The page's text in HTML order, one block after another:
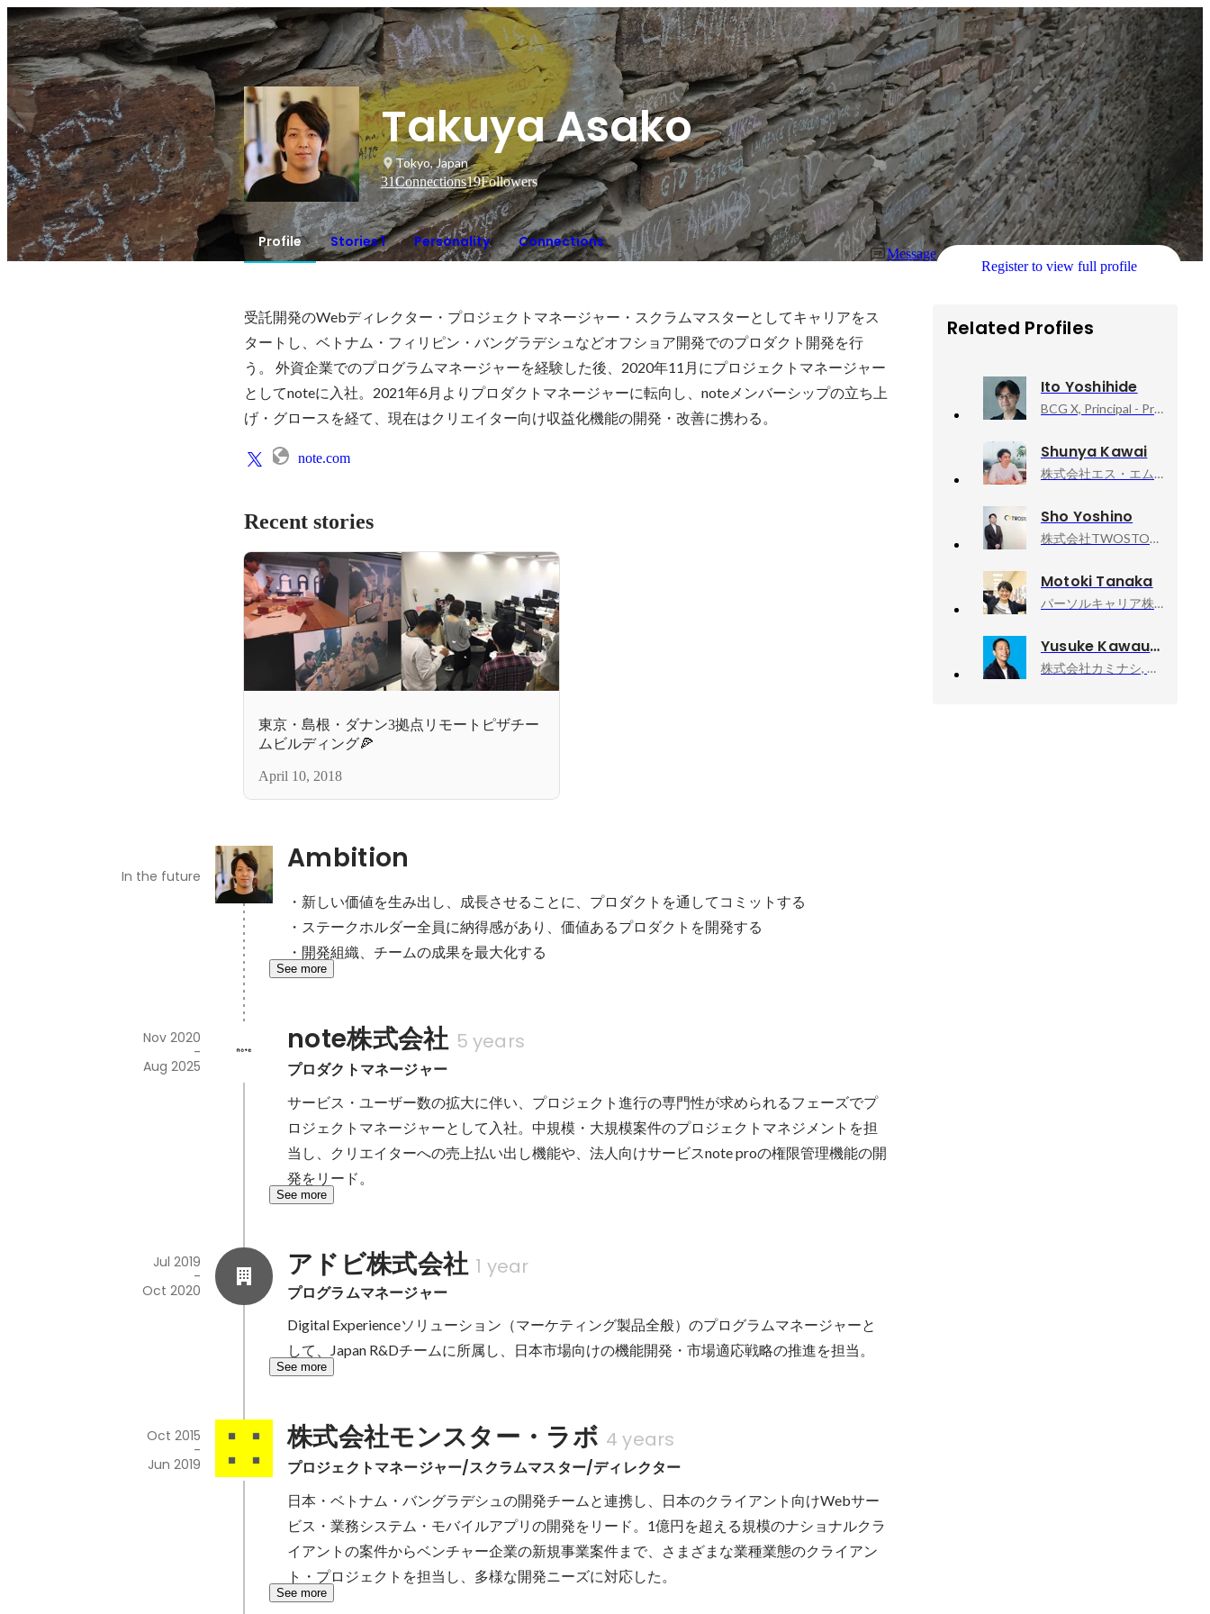
Takuya Asako
Tokyo, Japan
31Connections19Followers
Profile Stories 1 Personality Connections
Message
Register to view full profile
受託開発のWebディレクター・プロジェクトマネージャー・スクラムマスターとしてキャリアをス
タートし、ベトナム・フィリピン・バングラデシュなどオフショア開発でのプロダクト開発を行
う。 外資企業でのプログラムマネージャーを経験した後、2020年11月にプロジェクトマネージャー
としてnoteに入社。2021年6月よりプロダクトマネージャーに転向し、noteメンバーシップの立ち上
げ・グロースを経て、現在はクリエイター向け収益化機能の開発・改善に携わる。
note.com
Recent stories
東京・島根・ダナン3拠点リモートピザチー
ムビルディング🍕
April 10, 2018
Ambition
In the future
・新しい価値を生み出し、成長させることに、プロダクトを通してコミットする
・ステークホルダー全員に納得感があり、価値あるプロダクトを開発する
・開発組織、チームの成果を最大化する
See more
note株式会社 5 years
プロダクトマネージャー
Nov 2020
-
Aug 2025
サービス・ユーザー数の拡大に伴い、プロジェクト進行の専門性が求められるフェーズでプ
ロジェクトマネージャーとして入社。中規模・大規模案件のプロジェクトマネジメントを担
当し、クリエイターへの売上払い出し機能や、法人向けサービスnote proの権限管理機能の開
発をリード。
See more
アドビ株式会社 1 year
プログラムマネージャー
Jul 2019
-
Oct 2020
Digital Experienceソリューション（マーケティング製品全般）のプログラムマネージャーと
して、Japan R&Dチームに所属し、日本市場向けの機能開発・市場適応戦略の推進を担当。
See more
株式会社モンスター・ラボ 4 years
プロジェクトマネージャー/スクラムマスター/ディレクター
Oct 2015
-
Jun 2019
日本・ベトナム・バングラデシュの開発チームと連携し、日本のクライアント向けWebサー
ビス・業務システム・モバイルアプリの開発をリード。1億円を超える規模のナショナルクラ
イアントの案件からベンチャー企業の新規事業案件まで、さまざまな業種業態のクライアン
ト・プロジェクトを担当し、多様な開発ニーズに対応した。
See more
Related Profiles
Ito Yoshihide
BCG X, Principal - Product Management
Shunya Kawai
株式会社エス・エム・エス, 介護•障害福祉事業者経営支援事業部
Sho Yoshino
株式会社TWOSTONE&Sons, 執行役員
Motoki Tanaka
パーソルキャリア株式会社（キャリア採用）, プロダクト企画統括部｜プロダクトエンジニア職（PdM）
Yusuke Kawauchi
株式会社カミナシ, 取締役COO